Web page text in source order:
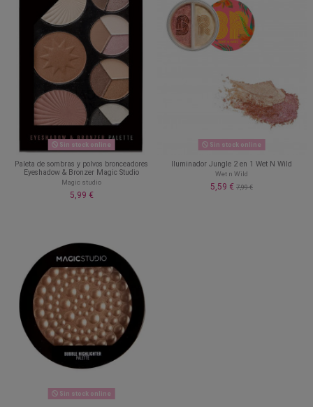
Sin stock online
Paleta de sombras y polvos bronceadores
Eyeshadow & Bronzer Magic Studio
Magic studio
5,99 €
Sin stock online
Iluminador Jungle 2 en 1 Wet N Wild
Wet n Wild
5,59 € 7,99 €
Sin stock online